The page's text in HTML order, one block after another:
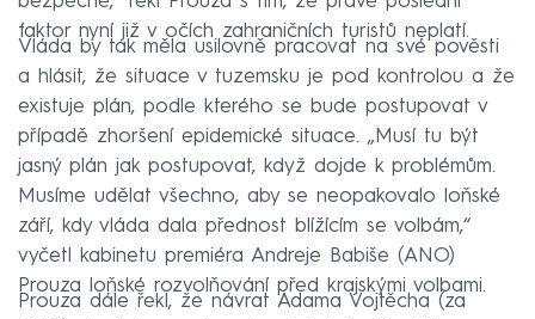
faktor nyní již v očích zahraničních turistů neplatí.
Vláda by tak měla usilovně pracovat na své pověsti
a hlásit, že situace v tuzemsku je pod kontrolou a že
existuje plán, podle kterého se bude postupovat v
případě zhoršení epidemické situace. „Musí tu být
jasný plán jak postupovat, když dojde k problémům.
Musíme udělat všechno, aby se neopakovalo loňské
září, kdy vláda dala přednost blížícím se volbám,“
vyčetl kabinetu premiéra Andreje Babiše (ANO)
Prouza loňské rozvolňování před krajskými volbami.
Prouza dále řekl, že návrat Adama Vojtěcha (za